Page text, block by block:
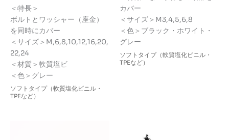
¥120
–
＜特長＞
ボルトとワッシャー（座金）
を同時にカバー
＜サイズ＞M,6,8,10,12,16,20,
22,24
＜材質＞軟質塩ビ
＜色＞グレー
ソフトタイプ（軟質塩化ビニル・
TPEなど）
–
¥188
カバー
＜サイズ＞M3,4,5,6,8
＜色＞ブラック・ホワイト・
グレー
ソフトタイプ（軟質塩化ビニル・
TPEなど）